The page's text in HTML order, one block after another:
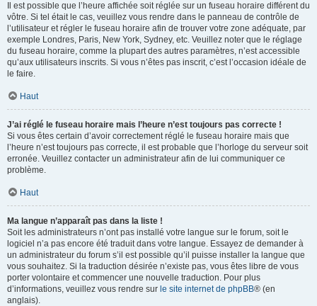
Il est possible que l’heure affichée soit réglée sur un fuseau horaire différent du
vôtre. Si tel était le cas, veuillez vous rendre dans le panneau de contrôle de
l’utilisateur et régler le fuseau horaire afin de trouver votre zone adéquate, par
exemple Londres, Paris, New York, Sydney, etc. Veuillez noter que le réglage
du fuseau horaire, comme la plupart des autres paramètres, n’est accessible
qu’aux utilisateurs inscrits. Si vous n’êtes pas inscrit, c’est l’occasion idéale de
le faire.
Haut
J’ai réglé le fuseau horaire mais l’heure n’est toujours pas correcte !
Si vous êtes certain d’avoir correctement réglé le fuseau horaire mais que
l’heure n’est toujours pas correcte, il est probable que l’horloge du serveur soit
erronée. Veuillez contacter un administrateur afin de lui communiquer ce
problème.
Haut
Ma langue n’apparaît pas dans la liste !
Soit les administrateurs n’ont pas installé votre langue sur le forum, soit le
logiciel n’a pas encore été traduit dans votre langue. Essayez de demander à
un administrateur du forum s’il est possible qu’il puisse installer la langue que
vous souhaitez. Si la traduction désirée n’existe pas, vous êtes libre de vous
porter volontaire et commencer une nouvelle traduction. Pour plus
d’informations, veuillez vous rendre sur le site internet de phpBB® (en
anglais).